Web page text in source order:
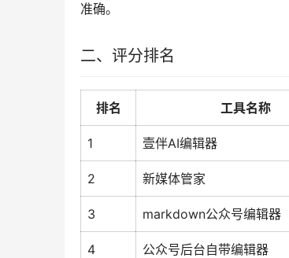
准确。
二、评分排名
排名 工具名称
1 壹伴AI编辑器
2 新媒体管家
3 markdown公众号编辑器
4 公众号后台自带编辑器